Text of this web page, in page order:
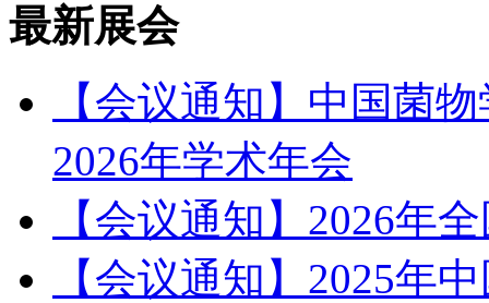
最新展会
【会议通知】中国菌
2026年学术年会
【会议通知】2026年
【会议通知】2025年